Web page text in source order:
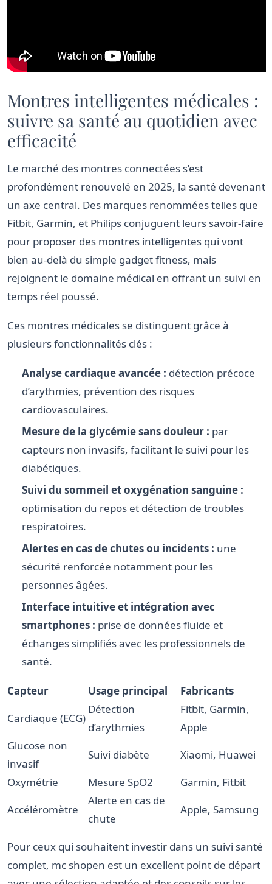
Montres intelligentes médicales :
suivre sa santé au quotidien avec
efficacité
Le marché des montres connectées s’est
profondément renouvelé en 2025, la santé devenant
un axe central. Des marques renommées telles que
Fitbit, Garmin, et Philips conjuguent leurs savoir-faire
pour proposer des montres intelligentes qui vont
bien au-delà du simple gadget fitness, mais
rejoignent le domaine médical en offrant un suivi en
temps réel poussé.
Ces montres médicales se distinguent grâce à
plusieurs fonctionnalités clés :
Analyse cardiaque avancée : détection précoce
d’arythmies, prévention des risques
cardiovasculaires.
Mesure de la glycémie sans douleur : par
capteurs non invasifs, facilitant le suivi pour les
diabétiques.
Suivi du sommeil et oxygénation sanguine :
optimisation du repos et détection de troubles
respiratoires.
Alertes en cas de chutes ou incidents : une
sécurité renforcée notamment pour les
personnes âgées.
Interface intuitive et intégration avec
smartphones : prise de données fluide et
échanges simplifiés avec les professionnels de
santé.
Capteur Usage principal
Fabricants
Cardiaque (ECG)
Détection
d’arythmies
Fitbit, Garmin,
Apple
Glucose non
invasif
Suivi diabète
Xiaomi, Huawei
Oxymétrie
Mesure SpO2
Garmin, Fitbit
Accéléromètre
Alerte en cas de
chute
Apple, Samsung
Pour ceux qui souhaitent investir dans un suivi santé
complet, mc shopen est un excellent point de départ